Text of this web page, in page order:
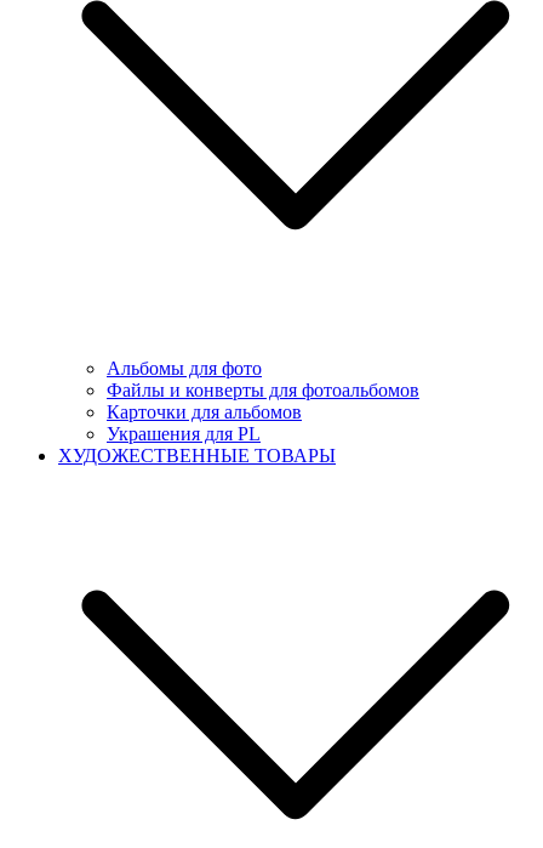
Альбомы для фото
Файлы и конверты для фотоальбомов
Карточки для альбомов
Украшения для PL
ХУДОЖЕСТВЕННЫЕ ТОВАРЫ